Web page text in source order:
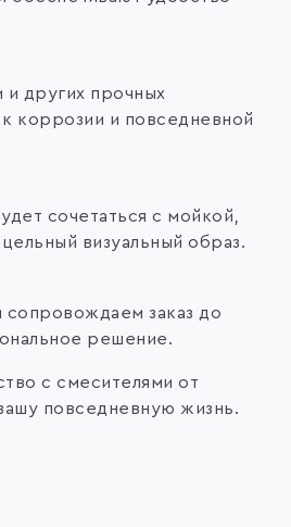
других прочных
коррозии и повседневной
сочетаться с мойкой,
визуальный образ.
сопровождаем заказ до
решение.
с смесителями от
повседневную жизнь.